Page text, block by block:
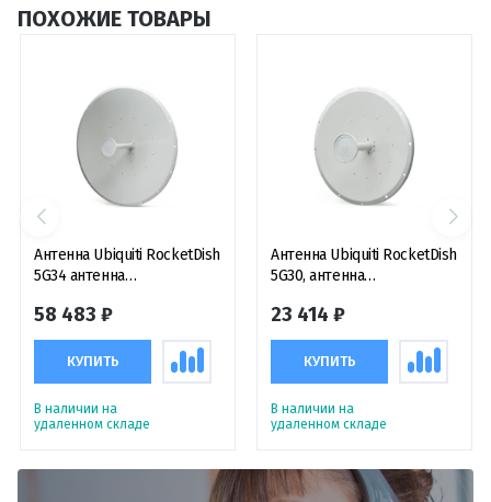
ПОХОЖИЕ ТОВАРЫ
Антенна Ubiquiti RocketDish
5G34 антенна
5 ГГц, 34 дБи
58 483 ₽
КУПИТЬ
В наличии на
удаленном складе
Антенна Ubiquiti RocketDish
5G30, антенна
5 ГГц, 30 дБи
23 414 ₽
КУПИТЬ
В наличии на
удаленном складе